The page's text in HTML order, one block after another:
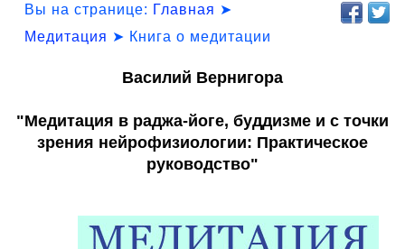
Вы на странице: Главная ➤
Медитация ➤ Книга о медитации
Василий Вернигора
"Медитация в раджа-йоге, буддизме и с точки
зрения нейрофизиологии: Практическое
руководство"